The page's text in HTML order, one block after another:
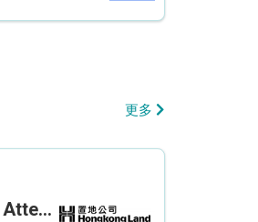
更多
Customer Service Attendant (5-day work)